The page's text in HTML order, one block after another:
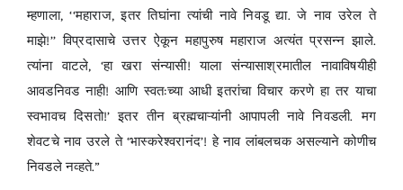
म्हणाला, ‘‘महाराज, इतर तिघांना त्यांची नावे निवडू द्या. जे नाव उरेल ते
माझे!’’ विप्रदासाचे उत्तर ऐकून महापुरुष महाराज अत्यंत प्रसन्न झाले.
त्यांना वाटले, ‘हा खरा संन्यासी! याला संन्यासाश्रमातील नावाविषयीही
आवडनिवड नाही! आणि स्वत:च्या आधी इतरांचा विचार करणे हा तर याचा
स्वभावच दिसतो!’ इतर तीन ब्रह्मचाऱ्यांनी आपापली नावे निवडली. मग
शेवटचे नाव उरले ते ‘भास्करेश्वरानंद’! हे नाव लांबलचक असल्याने कोणीच
निवडले नव्हते.”